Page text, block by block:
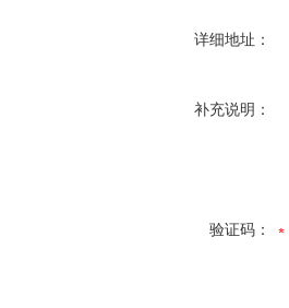
详细地址：
补充说明：
验证码：